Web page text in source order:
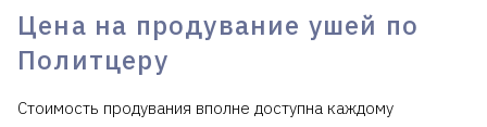
Цена на продувание ушей по
Политцеру
Стоимость продувания вполне доступна каждому